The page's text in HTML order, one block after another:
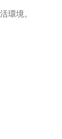
環境。